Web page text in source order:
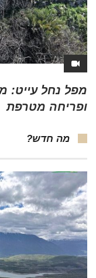
מפל נחל עייט:
ופריחה מטרפת
מה חדש?